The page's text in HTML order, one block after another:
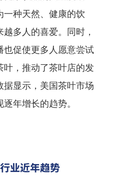
一种天然、健康的饮
多人的喜爱。同时，
也促使更多人愿意尝试
叶，推动了茶叶店的发
据显示，美国茶叶市场
年增长的趋势。
业近年趋势